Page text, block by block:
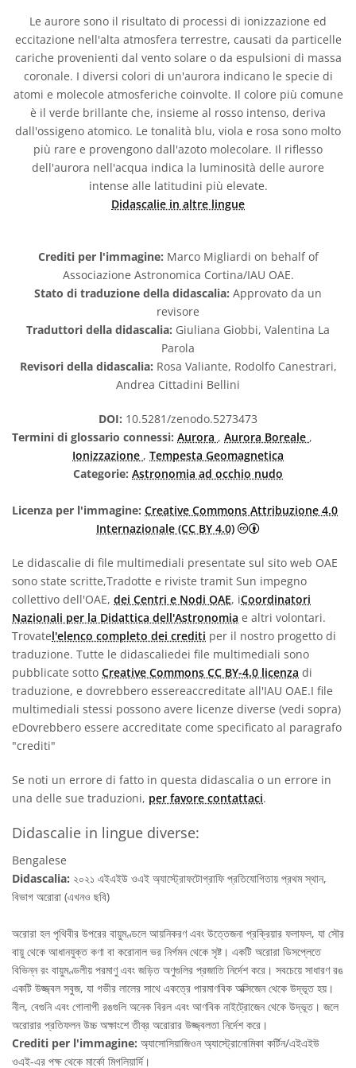
Le aurore sono il risultato di processi di ionizzazione ed
eccitazione nell'alta atmosfera terrestre, causati da particelle
cariche provenienti dal vento solare o da espulsioni di massa
coronale. I diversi colori di un'aurora indicano le specie di
atomi e molecole atmosferiche coinvolte. Il colore più comune
è il verde brillante che, insieme al rosso intenso, deriva
dall'ossigeno atomico. Le tonalità blu, viola e rosa sono molto
più rare e provengono dall'azoto molecolare. Il riflesso
dell'aurora nell'acqua indica la luminosità delle aurore
intense alle latitudini più elevate.
Didascalie in altre lingue
Crediti per l'immagine: Marco Migliardi on behalf of
Associazione Astronomica Cortina/IAU OAE.
Stato di traduzione della didascalia: Approvato da un
revisore
Traduttori della didascalia: Giuliana Giobbi, Valentina La
Parola
Revisori della didascalia: Rosa Valiante, Rodolfo Canestrari,
Andrea Cittadini Bellini
DOI: 10.5281/zenodo.5273473
Termini di glossario connessi: Aurora , Aurora Boreale ,
Ionizzazione , Tempesta Geomagnetica
Categorie: Astronomia ad occhio nudo
Licenza per l'immagine: Creative Commons Attribuzione 4.0
Internazionale (CC BY 4.0)
Creative
Le didascalie di file multimediali presentate sul sito web OAE
sono state scritte,Tradotte e riviste tramit Sun impegno
collettivo dell'OAE, dei Centri e Nodi OAE, iCoordinatori
Nazionali per la Didattica dell'Astronomia e altri volontari.
Trovatel'elenco completo dei crediti per il nostro progetto di
traduzione. Tutte le didascaliedei file multimediali sono
pubblicate sotto Creative Commons CC BY-4.0 licenza di
traduzione, e dovrebbero essereaccreditate all'IAU OAE.I file
multimediali stessi possono avere licenze diverse (vedi sopra)
eDovrebbero essere accreditate come specificato al paragrafo
"crediti"
Se noti un errore di fatto in questa didascalia o un errore in
una delle sue traduzioni, per favore contattaci.
Didascalie in lingue diverse:
Bengalese
Didascalia: ২০২১ এইএইউ ওএই অ্যাস্ট্রোফটোগ্রাফি প্রতিযোগিতায় প্রথম স্থান,
বিভাগ অরোরা (এখনও ছবি)
অরোরা হল পৃথিবীর উপরের বায়ুমণ্ডলে আয়নিকরণ এবং উত্তেজনা প্রক্রিয়ার ফলাফল, যা সৌর
বায়ু থেকে আধানযুক্ত কণা বা করোনাল ভর নির্গমন থেকে সৃষ্ট। একটি অরোরা ডিসপ্লেতে
বিভিন্ন রং বায়ুমণ্ডলীয় পরমাণু এবং জড়িত অণুগুলির প্রজাতি নির্দেশ করে। সবচেয়ে সাধারণ রঙ
একটি উজ্জ্বল সবুজ, যা গভীর লালের সাথে একত্রে পারমাণবিক অক্সিজেন থেকে উদ্ভূত হয়।
নীল, বেগুনি এবং গোলাপী রঙগুলি অনেক বিরল এবং আণবিক নাইট্রোজেন থেকে উদ্ভূত। জলে
অরোরার প্রতিফলন উচ্চ অক্ষাংশে তীব্র অরোরার উজ্জ্বলতা নির্দেশ করে।
Crediti per l'immagine: অ্যাসোসিয়াজিওন অ্যাস্ট্রোনোমিকা কর্টিন/এইএইউ
ওএই-এর পক্ষ থেকে মার্কো মিগলিয়ার্দি।